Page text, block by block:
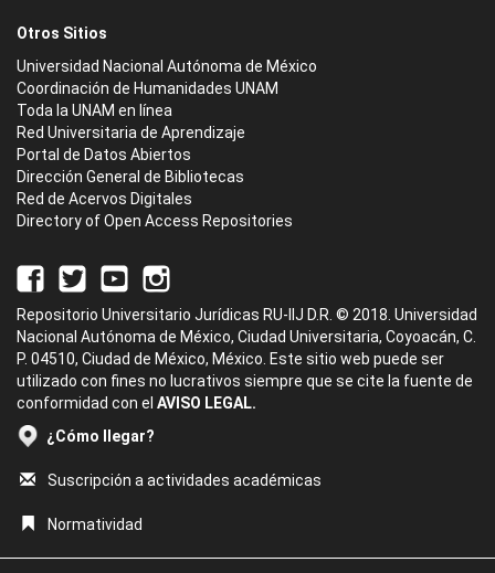
Otros Sitios
Universidad Nacional Autónoma de México
Coordinación de Humanidades UNAM
Toda la UNAM en línea
Red Universitaria de Aprendizaje
Portal de Datos Abiertos
Dirección General de Bibliotecas
Red de Acervos Digitales
Directory of Open Access Repositories
Repositorio Universitario Jurídicas RU-IIJ D.R. © 2018. Universidad
Nacional Autónoma de México, Ciudad Universitaria, Coyoacán, C.
P. 04510, Ciudad de México, México. Este sitio web puede ser
utilizado con fines no lucrativos siempre que se cite la fuente de
conformidad con el AVISO LEGAL.
¿Cómo llegar?
Suscripción a actividades académicas
Normatividad